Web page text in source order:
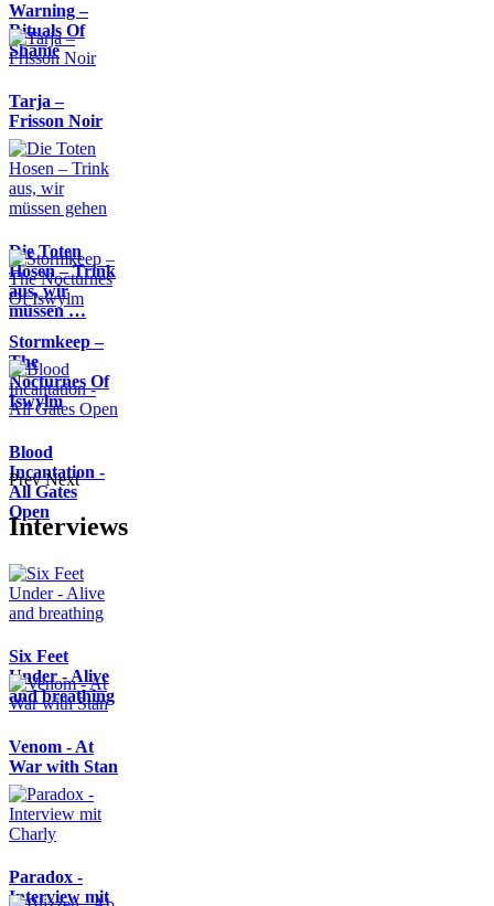
Warning –
Rituals Of
Shame
Tarja –
Frisson Noir
Die Toten
Hosen – Trink
aus, wir
müssen …
Stormkeep –
The
Nocturnes Of
Iswylm
Blood
Incantation -
All Gates
Open
Prev Next
Interviews
Six Feet
Under - Alive
and breathing
Venom - At
War with Stan
Paradox -
Interview mit